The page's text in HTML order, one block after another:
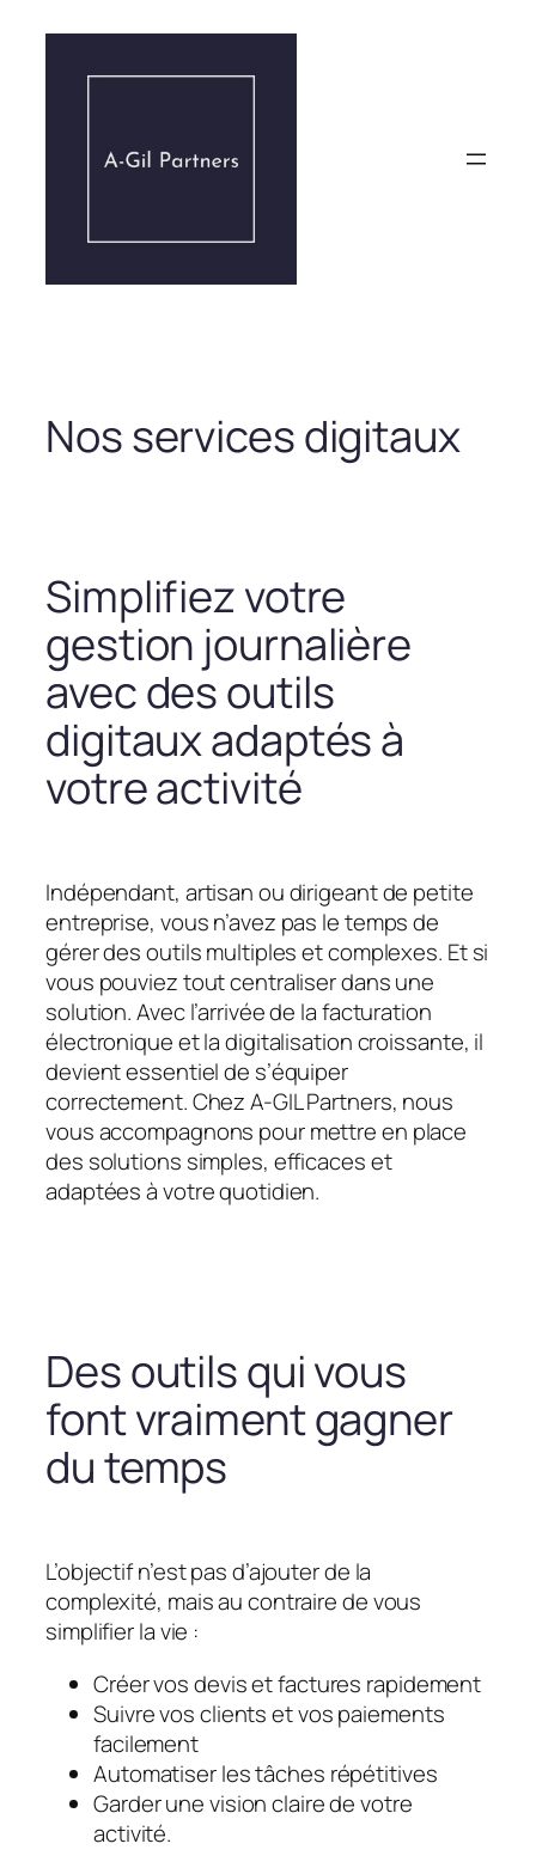
contenu
Nos services digitaux
Simplifiez votre
gestion journalière
avec des outils
digitaux adaptés à
votre activité
Indépendant, artisan ou dirigeant de petite
entreprise, vous n’avez pas le temps de
gérer des outils multiples et complexes. Et si
vous pouviez tout centraliser dans une
solution. Avec l’arrivée de la facturation
électronique et la digitalisation croissante, il
devient essentiel de s’équiper
correctement. Chez A-GIL Partners, nous
vous accompagnons pour mettre en place
des solutions simples, efficaces et
adaptées à votre quotidien.
Des outils qui vous
font vraiment gagner
du temps
L’objectif n’est pas d’ajouter de la
complexité, mais au contraire de vous
simplifier la vie :
Créer vos devis et factures rapidement
Suivre vos clients et vos paiements
facilement
Automatiser les tâches répétitives
Garder une vision claire de votre
activité.